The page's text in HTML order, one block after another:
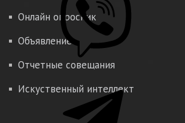
Онлайн опросник
Объявление
Отчетные совещания
Искуственный интеллект